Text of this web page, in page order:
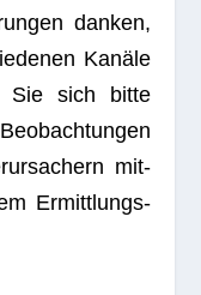
dan­ken,
Kanäle
Sie sich bitte
mit­
Ermitt­lungs­